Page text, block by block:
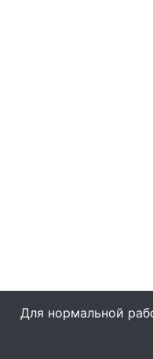
© Все права
Для нормальной